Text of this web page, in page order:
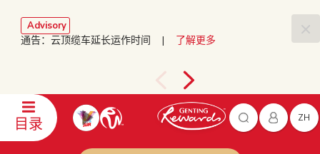
Advisory
通告：云顶缆车延长运作时间 | 了解更多
目录 ZH